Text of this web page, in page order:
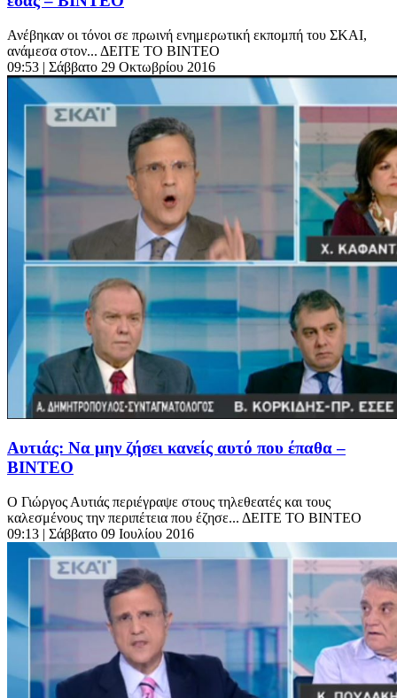
Ανέβηκαν οι τόνοι σε πρωινή ενημερωτική εκπομπή του ΣΚΑΙ,
ανάμεσα στον... ΔΕΙΤΕ ΤΟ ΒΙΝΤΕΟ
09:53 | Σάββατο 29 Οκτωβρίου 2016
Aυτιάς: Να μην ζήσει κανείς αυτό που έπαθα –
ΒΙΝΤΕΟ
Ο Γιώργος Αυτιάς περιέγραψε στους τηλεθεατές και τους
καλεσμένους την περιπέτεια που έζησε... ΔΕΙΤΕ ΤΟ ΒΙΝΤΕΟ
09:13 | Σάββατο 09 Ιουλίου 2016